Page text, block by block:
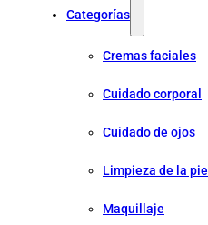
Categorías
Cremas faciales
Cuidado corporal
Cuidado de ojos
Limpieza de la piel
Maquillaje